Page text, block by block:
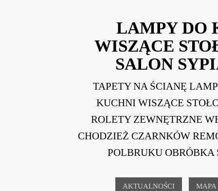
LAMPY DO
WISZĄCE
SALON
TAPETY NA ŚCIANĘ
KUCHNI WISZĄCE
ROLETY ZEWNĘTRZNE
CHODZIEŻ CZARNKÓW
POLBRUKU
AKTUALNOŚCI MAPA